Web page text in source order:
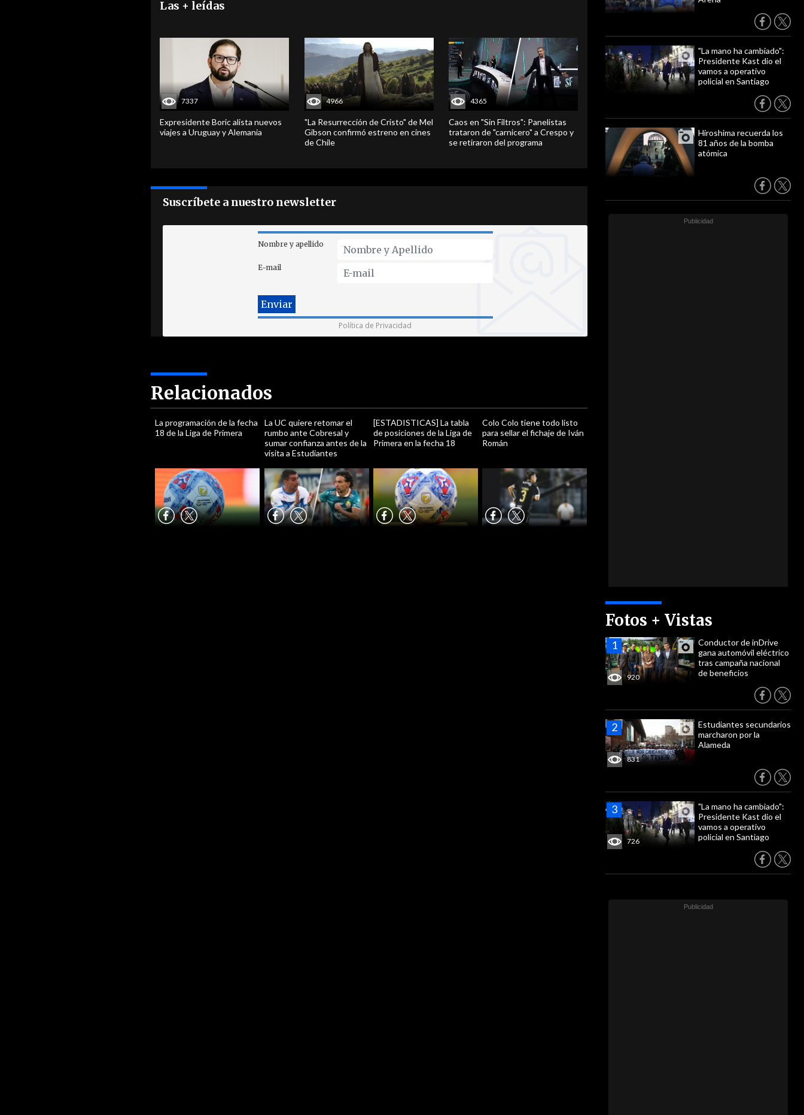
"La mano ha cambiado":
Presidente Kast dio el
vamos a operativo
policial en Santiago
Hiroshima recuerda los
81 años de la bomba
atómica
Fotos + Vistas
920
Conductor de inDrive
gana automóvil eléctrico
tras campaña nacional
de beneficios
831
Estudiantes secundarios
marcharon por la
Alameda
726
"La mano ha cambiado":
Presidente Kast dio el
vamos a operativo
policial en Santiago
Las + leídas
7337
Expresidente Boric alista nuevos
viajes a Uruguay y Alemania
4966
"La Resurrección de Cristo" de Mel
Gibson confirmó estreno en cines
de Chile
4365
Caos en "Sin Filtros": Panelistas
trataron de "carnicero" a Crespo y
se retiraron del programa
Suscríbete a nuestro newsletter
Nombre y apellido
E-mail
Política de Privacidad
Relacionados
La programación de la fecha
18 de la Liga de Primera
La UC quiere retomar el
rumbo ante Cobresal y
sumar confianza antes de la
visita a Estudiantes
[ESTADISTICAS] La tabla
de posiciones de la Liga de
Primera en la fecha 18
Colo Colo tiene todo listo
para sellar el fichaje de Iván
Román